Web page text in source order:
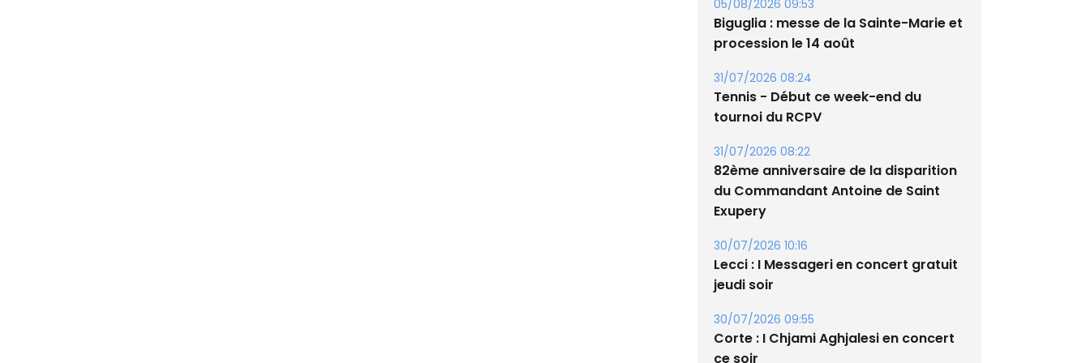
05/08/2026 09:53
Biguglia : messe de la Sainte-Marie et
procession le 14 août
31/07/2026 08:24
Tennis - Début ce week-end du
tournoi du RCPV
31/07/2026 08:22
82ème anniversaire de la disparition
du Commandant Antoine de Saint
Exupery
30/07/2026 10:16
Lecci : I Messageri en concert gratuit
jeudi soir
30/07/2026 09:55
Corte : I Chjami Aghjalesi en concert
ce soir